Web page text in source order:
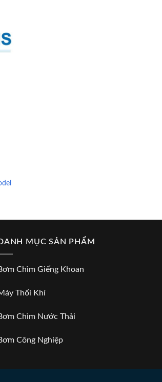
MỤC SẢN PHẨM
Chìm Giếng Khoan
Thổi Khí
Chìm Nước Thải
Công Nghiệp